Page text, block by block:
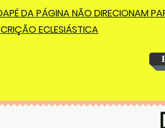
DA PÁGINA NÃO DIRECIONAM
ECLESIÁSTICA